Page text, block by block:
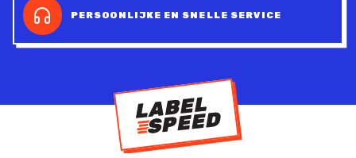
PERSOONLIJKE EN SNELLE SERVICE